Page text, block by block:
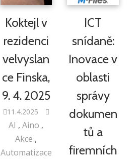
Koktejl v
rezidenci
velvyslan
ce Finska,
9. 4. 2025
11.4.2025
AI
Aino
Akce
Automatizace
ICT
snídaně:
Inovace v
oblasti
správy
dokumen
tů a
firemních